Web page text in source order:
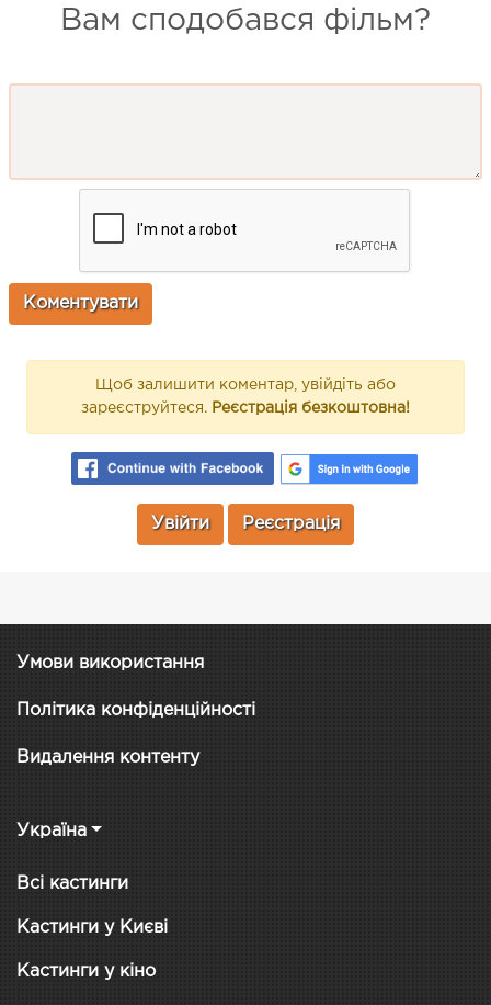
Вам сподобався фільм?
Щоб залишити коментар, увійдіть або
зареєструйтеся. Реєстрація безкоштовна!
Увійти Реєстрація
Умови використання
Політика конфіденційності
Видалення контенту
Україна
Всі кастинги
Кастинги у Києві
Кастинги у кіно